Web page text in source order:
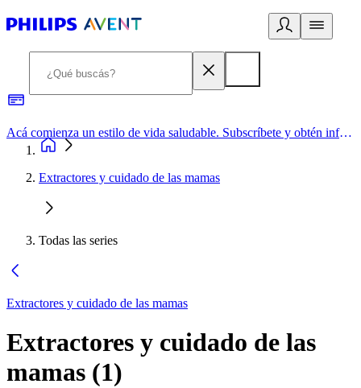
Acá comienza un estilo de vida saludable. Subscríbete y obtén información de primera mano
Extractores y cuidado de las mamas
Todas las series
Extractores y cuidado de las mamas
Extractores y cuidado de las
mamas (1)